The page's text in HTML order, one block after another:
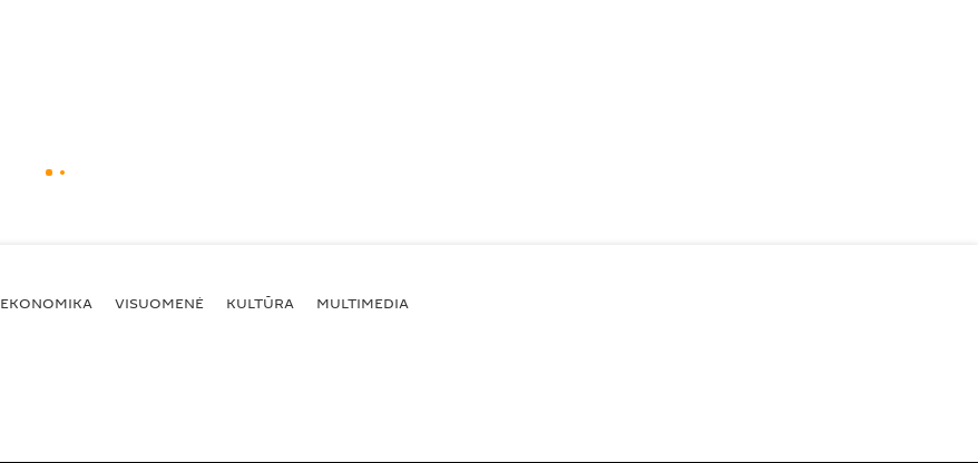
EKONOMIKA VISUOMENĖ KULTŪRA MULTIMEDIA